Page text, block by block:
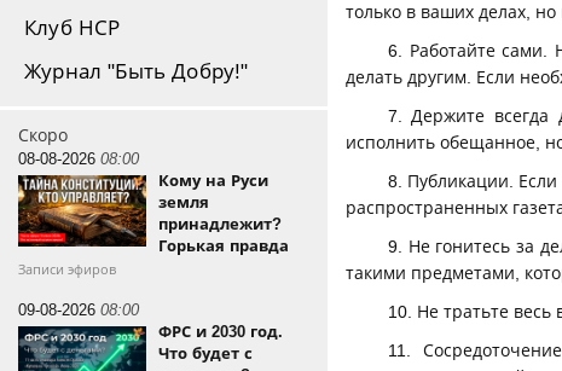
Клуб НСР
Журнал "Быть Добру!"
Скоро
08-08-2026 08:00
Кому на Руси
земля
принадлежит?
Горькая правда
Записи эфиров
09-08-2026 08:00
ФРС и 2030 год.
Что будет с
только в ваших делах, но
6. Работайте сами.
делать другим. Если
7. Держите
исполнить обещанное,
8. Публикации.
распространенных
9. Не гонитесь за
такими предметами,
10. Не тратьте
11.